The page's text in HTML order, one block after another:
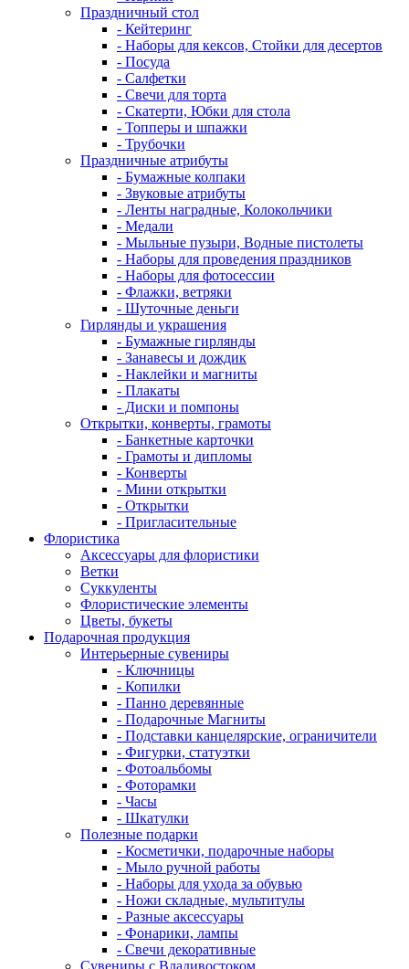
Праздничный стол
- Кейтеринг
- Наборы для кексов, Стойки для десертов
- Посуда
- Салфетки
- Свечи для торта
- Скатерти, Юбки для стола
- Топперы и шпажки
- Трубочки
Праздничные атрибуты
- Бумажные колпаки
- Звуковые атрибуты
- Ленты наградные, Колокольчики
- Медали
- Мыльные пузыри, Водные пистолеты
- Наборы для проведения праздников
- Наборы для фотосессии
- Флажки, ветряки
- Шуточные деньги
Гирлянды и украшения
- Бумажные гирлянды
- Занавесы и дождик
- Наклейки и магниты
- Плакаты
- Диски и помпоны
Открытки, конверты, грамоты
- Банкетные карточки
- Грамоты и дипломы
- Конверты
- Мини открытки
- Открытки
- Пригласительные
Флористика
Аксессуары для флористики
Ветки
Суккуленты
Флористические элементы
Цветы, букеты
Подарочная продукция
Интерьерные сувениры
- Ключницы
- Копилки
- Панно деревянные
- Подарочные Магниты
- Подставки канцелярские, ограничители
- Фигурки, статуэтки
- Фотоальбомы
- Фоторамки
- Часы
- Шкатулки
Полезные подарки
- Косметички, подарочные наборы
- Мыло ручной работы
- Наборы для ухода за обувью
- Ножи складные, мультитулы
- Разные аксессуары
- Фонарики, лампы
- Свечи декоративные
Сувениры с Владивостоком